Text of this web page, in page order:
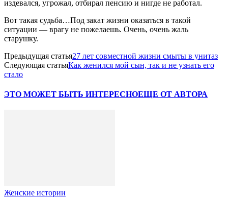
издевался, угрожал, отбирал пенсию и нигде не работал.
Вот такая судьба…Под закат жизни оказаться в такой
ситуации — врагу не пожелаешь. Очень, очень жаль
старушку.
Предыдущая статья27 лет совместной жизни смыты в унитаз
Следующая статьяКак женился мой сын, так и не узнать его
стало
ЭТО МОЖЕТ БЫТЬ ИНТЕРЕСНОЕЩЕ ОТ АВТОРА
Женские истории